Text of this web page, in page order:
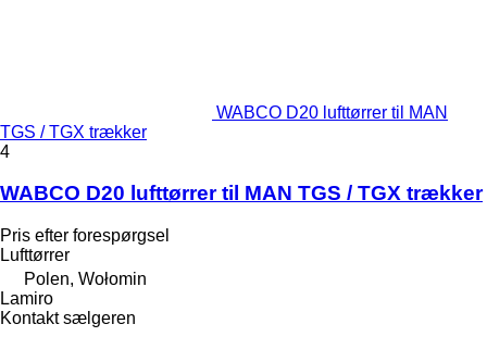
WABCO D20 lufttørrer til MAN
TGS / TGX trækker
4
WABCO D20 lufttørrer til MAN TGS / TGX trækker
Pris efter forespørgsel
Lufttørrer
Polen, Wołomin
Lamiro
Kontakt sælgeren